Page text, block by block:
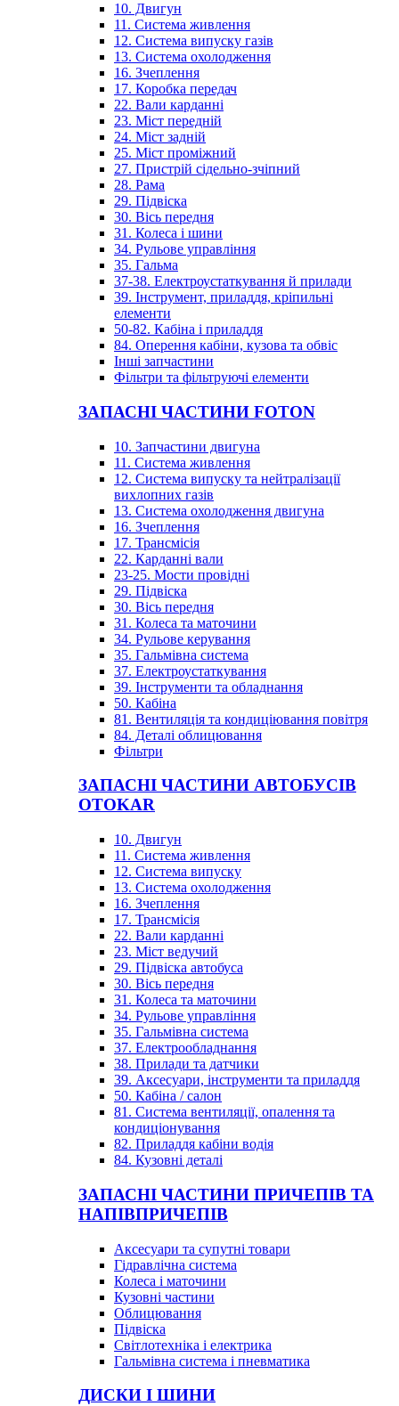
10. Двигун
11. Система живлення
12. Система випуску газів
13. Система охолодження
16. Зчеплення
17. Коробка передач
22. Вали карданні
23. Міст передній
24. Міст задній
25. Міст проміжний
27. Пристрій сідельно-зчіпний
28. Рама
29. Підвіска
30. Вісь передня
31. Колеса і шини
34. Рульове управління
35. Гальма
37-38. Електроустаткування й прилади
39. Інструмент, приладдя, кріпильні
елементи
50-82. Кабіна і приладдя
84. Оперення кабіни, кузова та обвіс
Інші запчастини
Фільтри та фільтруючі елементи
ЗАПАСНІ ЧАСТИНИ FOTON
10. Запчастини двигуна
11. Система живлення
12. Система випуску та нейтралізації
вихлопних газів
13. Система охолодження двигуна
16. Зчеплення
17. Трансмісія
22. Карданні вали
23-25. Мости провідні
29. Підвіска
30. Вісь передня
31. Колеса та маточини
34. Рульове керування
35. Гальмівна система
37. Електроустаткування
39. Інструменти та обладнання
50. Кабіна
81. Вентиляція та кондиціювання повітря
84. Деталі облицювання
Фільтри
ЗАПАСНІ ЧАСТИНИ АВТОБУСІВ
OTOKAR
10. Двигун
11. Система живлення
12. Система випуску
13. Система охолодження
16. Зчеплення
17. Трансмісія
22. Вали карданні
23. Міст ведучий
29. Підвіска автобуса
30. Вісь передня
31. Колеса та маточини
34. Рульове управління
35. Гальмівна система
37. Електрообладнання
38. Прилади та датчики
39. Аксесуари, інструменти та приладдя
50. Кабіна / салон
81. Система вентиляції, опалення та
кондиціонування
82. Приладдя кабіни водія
84. Кузовні деталі
ЗАПАСНІ ЧАСТИНИ ПРИЧЕПІВ ТА
НАПІВПРИЧЕПІВ
Аксесуари та супутні товари
Гідравлічна система
Колеса і маточини
Кузовні частини
Облицювання
Підвіска
Світлотехніка і електрика
Гальмівна система і пневматика
ДИСКИ І ШИНИ